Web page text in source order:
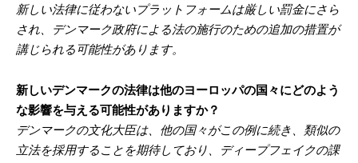
新しい法律に従わないプラットフォームは厳しい罰金にさら
され、デンマーク政府による法の施行のための追加の措置が
講じられる可能性があります。
新しいデンマークの法律は他のヨーロッパの国々にどのよう
な影響を与える可能性がありますか？
デンマークの文化大臣は、他の国々がこの例に続き、類似の
立法を採用することを期待しており、ディープフェイクの課